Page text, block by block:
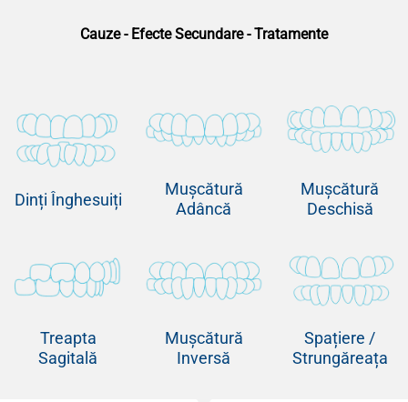
Cauze - Efecte Secundare - Tratamente
Dinți Înghesuiți
Mușcătură
Adâncă
Mușcătură
Deschisă
Treapta
Sagitală
Mușcătură
Inversă
Spațiere /
Strungăreața